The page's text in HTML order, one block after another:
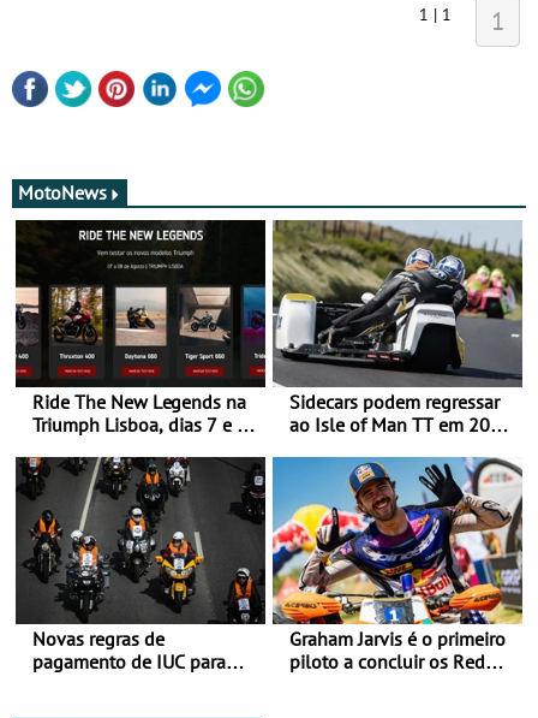
1 | 1 1
MotoNews
Ride The New Legends na
Triumph Lisboa, dias 7 e 8
Sidecars podem regressar
ao Isle of Man TT em 2027
Novas regras de
pagamento de IUC para
Graham Jarvis é o primeiro
piloto a concluir os Red